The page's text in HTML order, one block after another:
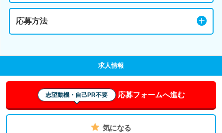
応募方法
求人情報
志望動機・自己PR不要 応募フォームへ進む
気になる